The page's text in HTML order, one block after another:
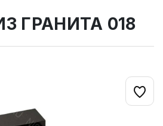
ГРАНИТА 018